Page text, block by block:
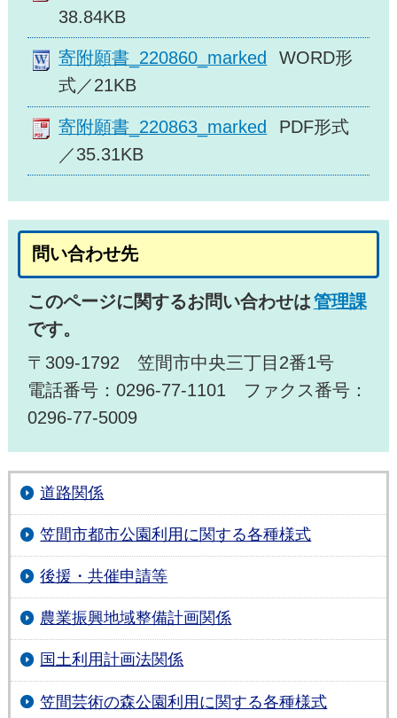
38.84KB
寄附願書_220860_marked
WORD形
式／21KB
寄附願書_220863_marked
PDF形式
／35.31KB
問い合わせ先
このページに関するお問い合わせは管理課
です。
〒309-1792 笠間市中央三丁目2番1号
電話番号：0296-77-1101 ファクス番号：
0296-77-5009
道路関係
笠間市都市公園利用に関する各種様式
後援・共催申請等
農業振興地域整備計画関係
国土利用計画法関係
笠間芸術の森公園利用に関する各種様式